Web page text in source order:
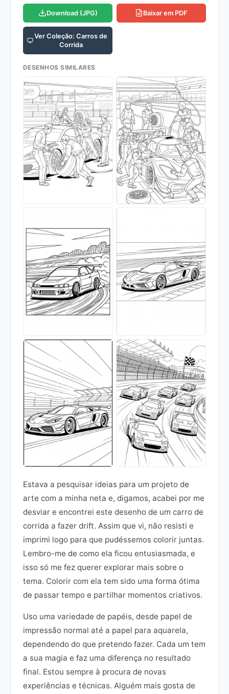
Download (JPG) Baixar em PDF
Ver Coleção: Carros de
Corrida
DESENHOS SIMILARES
Estava a pesquisar ideias para um projeto de
arte com a minha neta e, digamos, acabei por me
desviar e encontrei este desenho de um carro de
corrida a fazer drift. Assim que vi, não resisti e
imprimi logo para que pudéssemos colorir juntas.
Lembro-me de como ela ficou entusiasmada, e
isso só me fez querer explorar mais sobre o
tema. Colorir com ela tem sido uma forma ótima
de passar tempo e partilhar momentos criativos.
Uso uma variedade de papéis, desde papel de
impressão normal até a papel para aquarela,
dependendo do que pretendo fazer. Cada um tem
a sua magia e faz uma diferença no resultado
final. Estou sempre à procura de novas
experiências e técnicas. Alguém mais gosta de